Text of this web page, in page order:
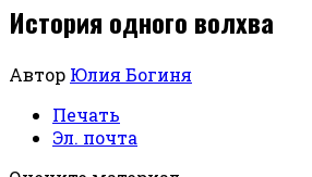
История одного волхва
Автор Юлия Богиня
Печать
Эл. почта